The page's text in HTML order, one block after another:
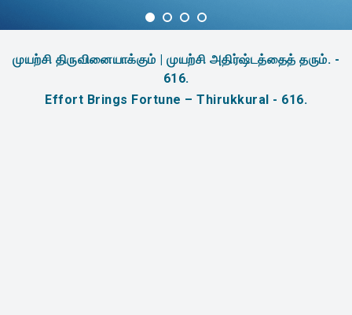
முயற்சி திருவினையாக்கும் | முயற்சி அதிர்ஷ்டத்தைத் தரும். -
616.
Effort Brings Fortune – Thirukkural - 616.